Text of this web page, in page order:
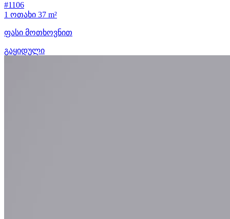
#1106
1 ოთახი 37 m²
ფასი მოთხოვნით
გაყიდული